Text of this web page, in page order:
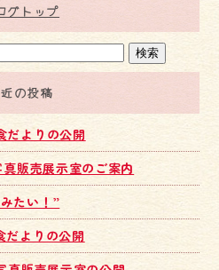
グトップ
の投稿
だよりの公開
販売展示室のご案内
たい！”
だよりの公開